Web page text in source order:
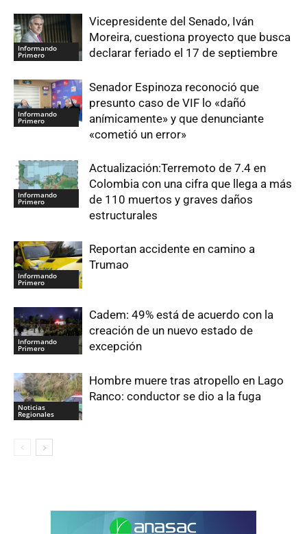
Informando
Primero
Vicepresidente del Senado, Iván
Moreira, cuestiona proyecto que busca
declarar feriado el 17 de septiembre
Informando
Primero
Senador Espinoza reconoció que
presunto caso de VIF lo «dañó
anímicamente» y que denunciante
«cometió un error»
Informando
Primero
Actualización:Terremoto de 7.4 en
Colombia con una cifra que llega a más
de 110 muertos y graves daños
estructurales
Informando
Primero
Reportan accidente en camino a
Trumao
Informando
Primero
Cadem: 49% está de acuerdo con la
creación de un nuevo estado de
excepción
Noticias
Regionales
Hombre muere tras atropello en Lago
Ranco: conductor se dio a la fuga